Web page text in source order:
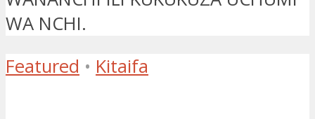
WA NCHI.
Featured • Kitaifa